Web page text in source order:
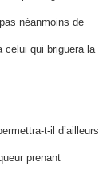
néanmoins de
celui qui briguera la
t-il d’ailleurs
prenant